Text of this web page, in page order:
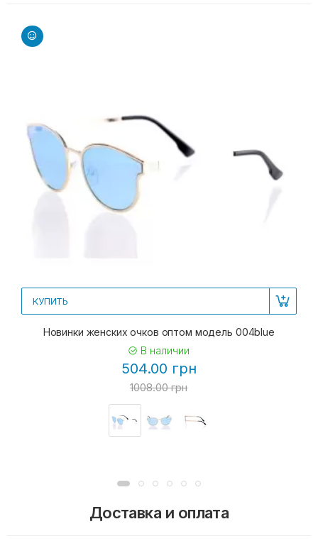
КУПИТЬ
Новинки женских очков оптом модель 004blue
В наличии
504.00 грн
1008.00 грн
Доставка и оплата